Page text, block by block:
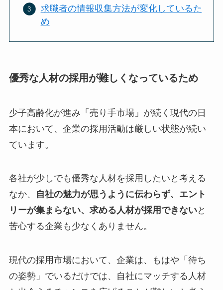
求職者の情報収集方法が変化しているた
め
優秀な人材の採用が難しくなっているため
少子高齢化が進み「売り手市場」が続く現代の日
本において、企業の採用活動は厳しい状態が続い
ています。
各社が少しでも優秀な人材を採用したいと考える
なか、
自社の魅力が思うように伝わらず、エント
リーが集まらない、求める人材が採用できないと
苦心する企業も少なくありません。
現代の採用市場において、企業は、もはや「待ち
の姿勢」でいるだけでは、自社にマッチする人材